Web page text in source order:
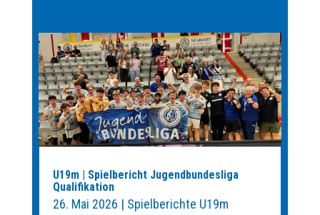
U19m | Spielbericht Jugendbundesliga
Qualifikation
26. Mai 2026 | Spielberichte U19m